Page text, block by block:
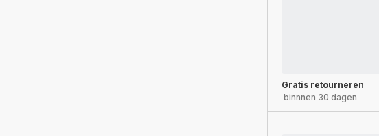
Gratis retourneren
binnnen 30 dagen